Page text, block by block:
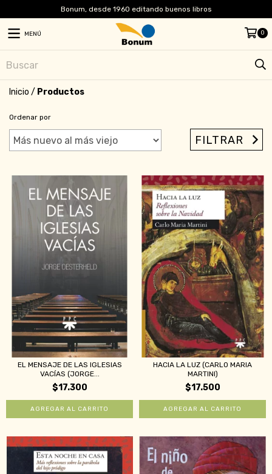
Bonum, desde 1960 editando buenos libros
MENÚ 0
Inicio / Productos
Ordenar por
FILTRAR
EL MENSAJE DE LAS IGLESIAS
VACÍAS (JORGE...
$17.300
HACIA LA LUZ (CARLO MARIA
MARTINI)
$17.500